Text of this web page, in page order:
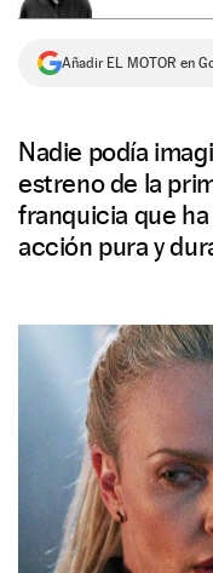
Añadir EL MOTOR en
Nadie podía
estreno de la
franquicia que ha
acción pura y